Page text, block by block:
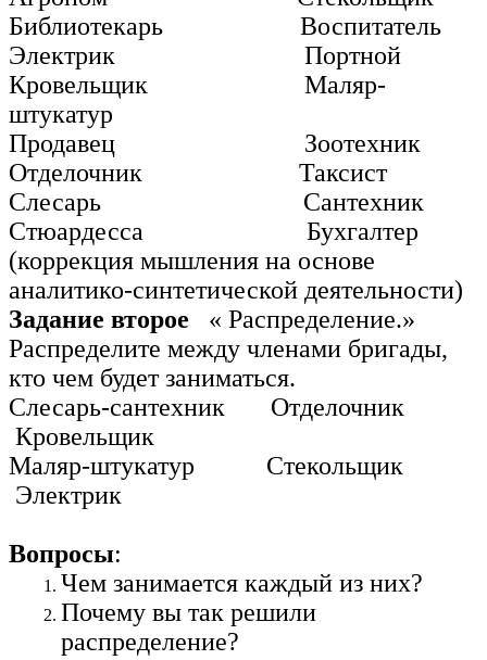
Библиотекарь Воспитатель
Электрик Портной
Кровельщик Маляр-
штукатур
Продавец Зоотехник
Отделочник Таксист
Слесарь Сантехник
Стюардесса Бухгалтер
(коррекция мышления на основе
аналитико-синтетической деятельности)
Задание второе « Распределение.»
Распределите между членами бригады,
кто чем будет заниматься.
Слесарь-сантехник Отделочник
Кровельщик
Маляр-штукатур Стекольщик
Электрик
Вопросы:
Чем занимается каждый из них?
Почему вы так решили
распределение?